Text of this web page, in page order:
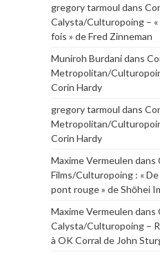
gregory tarmoul dans
Calysta/Culturopoing –
fois » de Fred Zinneman
Muniroh Burdanidans
Metropolitan/
Corin Hardy
gregory tarmoul dans
Metropolitan/
Corin Hardy
Maxime Vermeulen dans
Films/Culturopoing : «
pont rouge » de Shōhei
Maxime Vermeulen dans
Calysta/Culturopoing –
à OK Corral de John